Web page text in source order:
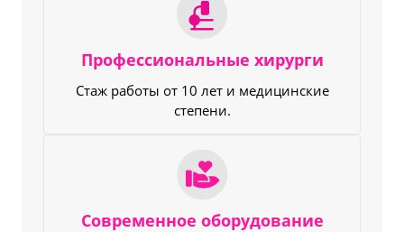
Профессиональные хирурги
Стаж работы от 10 лет и медицинские
степени.
Современное оборудование